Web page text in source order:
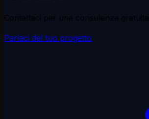
Contattaci per una consulenza gratuita
Parlaci del tuo progetto